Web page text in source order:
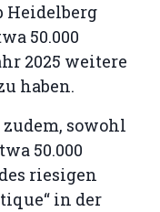
Heidelberg
50.000
2025 weitere
haben.
sowohl
50.000
riesigen
in der